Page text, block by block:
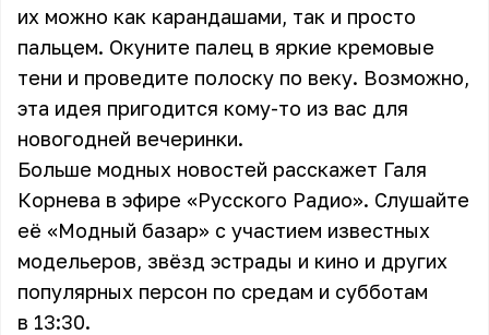
их можно как карандашами, так и просто
пальцем. Окуните палец в яркие кремовые
тени и проведите полоску по веку. Возможно,
эта идея пригодится кому-то из вас для
новогодней вечеринки.
Больше модных новостей расскажет Галя
Корнева в эфире «Русского Радио». Слушайте
её «Модный базар» с участием известных
модельеров, звёзд эстрады и кино и других
популярных персон по средам и субботам
в 13:30.